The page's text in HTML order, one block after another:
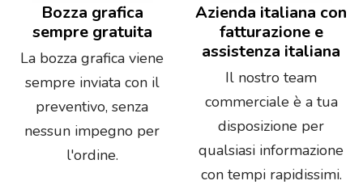
Bozza grafica
sempre gratuita
La bozza grafica viene
sempre inviata con il
preventivo, senza
nessun impegno per
l'ordine.
Azienda italiana con
fatturazione e
assistenza italiana
Il nostro team
commerciale è a tua
disposizione per
qualsiasi informazione
con tempi rapidissimi.